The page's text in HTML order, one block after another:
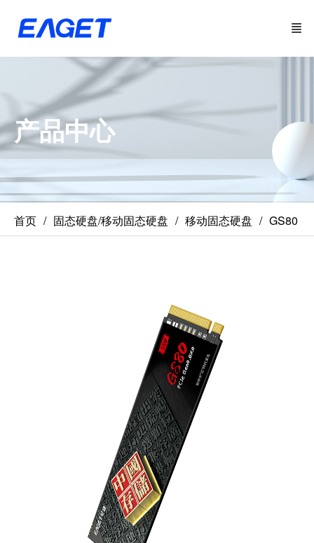
产品中心
首页 固态硬盘/移动固态硬盘 移动固态硬盘 GS80